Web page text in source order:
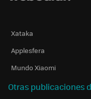
Xataka
Applesfera
Mundo Xiaomi
Otras publicaciones